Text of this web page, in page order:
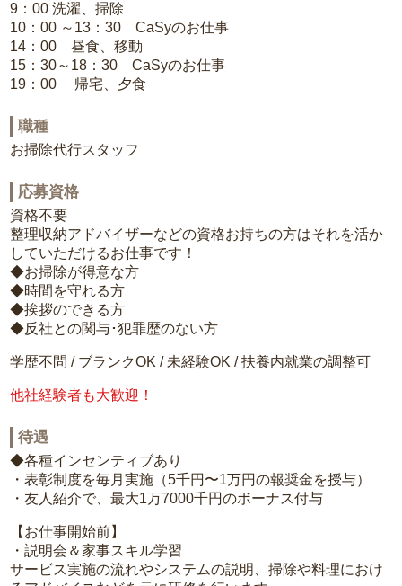
9：00 洗濯、掃除
10：00 ～13：30 CaSyのお仕事
14：00 昼食、移動
15：30～18：30 CaSyのお仕事
19：00 帰宅、夕食
職種
お掃除代行スタッフ
応募資格
資格不要
整理収納アドバイザーなどの資格お持ちの方はそれを活か
していただけるお仕事です！
◆お掃除が得意な方
◆時間を守れる方
◆挨拶のできる方
◆反社との関与･犯罪歴のない方
学歴不問 / ブランクOK / 未経験OK / 扶養内就業の調整可
他社経験者も大歓迎！
待遇
◆各種インセンティブあり
・表彰制度を毎月実施（5千円〜1万円の報奨金を授与）
・友人紹介で、最大1万7000千円のボーナス付与
【お仕事開始前】
・説明会＆家事スキル学習
サービス実施の流れやシステムの説明、掃除や料理におけ